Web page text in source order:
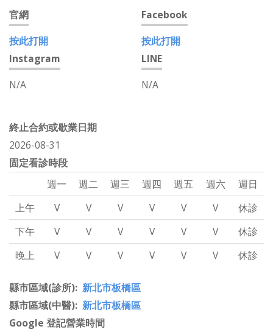
官網
按此打開
Facebook
按此打開
Instagram
N/A
LINE
N/A
終止合約或歇業日期
2026-08-31
固定看診時段
週一
週二 週三 週四 週五 週六
週日
上午
V V V V V V
休診
下午
V V V V V V
休診
晚上
V V V V V V 休診
縣市區域(診所) 新北市板橋區
縣市區域(中醫) 新北市板橋區
Google 登記營業時間